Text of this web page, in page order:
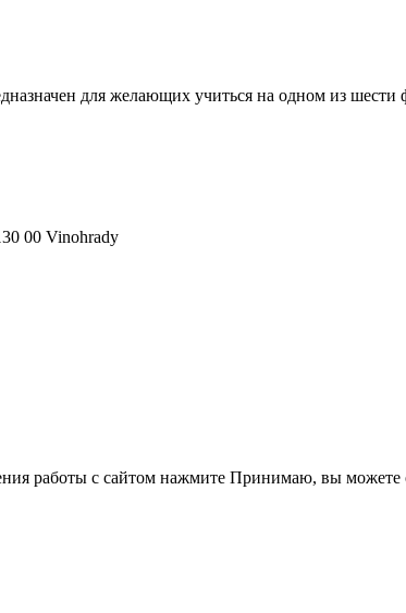
для желающих учиться на одном из шести
00 Vinohrady
работы с сайтом нажмите Принимаю, вы можете